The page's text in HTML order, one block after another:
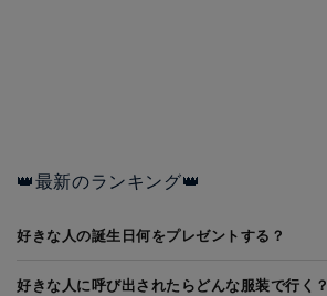
👑最新のランキング👑
好きな人の誕生日何をプレゼントする？
好きな人に呼び出されたらどんな服装で行く？